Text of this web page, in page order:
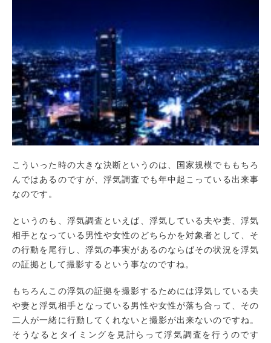
こういった時の大きな決断というのは、国家規模でももちろ
んではあるのですが、浮気調査でも年中起こっている出来事
なのです。
というのも、浮気調査といえば、浮気している夫や妻、浮気
相手となっている男性や女性のどちらかを対象者として、そ
の行動を尾行し、浮気の事実があるのならばその状況を浮気
の証拠として撮影するという事なのですね。
もちろんこの浮気の証拠を撮影するためには浮気している夫
や妻と浮気相手となっている男性や女性が落ち合って、その
二人が一緒に行動してくれないと撮影が出来ないのですね。
そうなるとタイミングを見計らって浮気調査を行うのです